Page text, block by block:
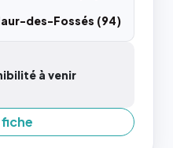
des-Fossés (94)
à venir
fiche